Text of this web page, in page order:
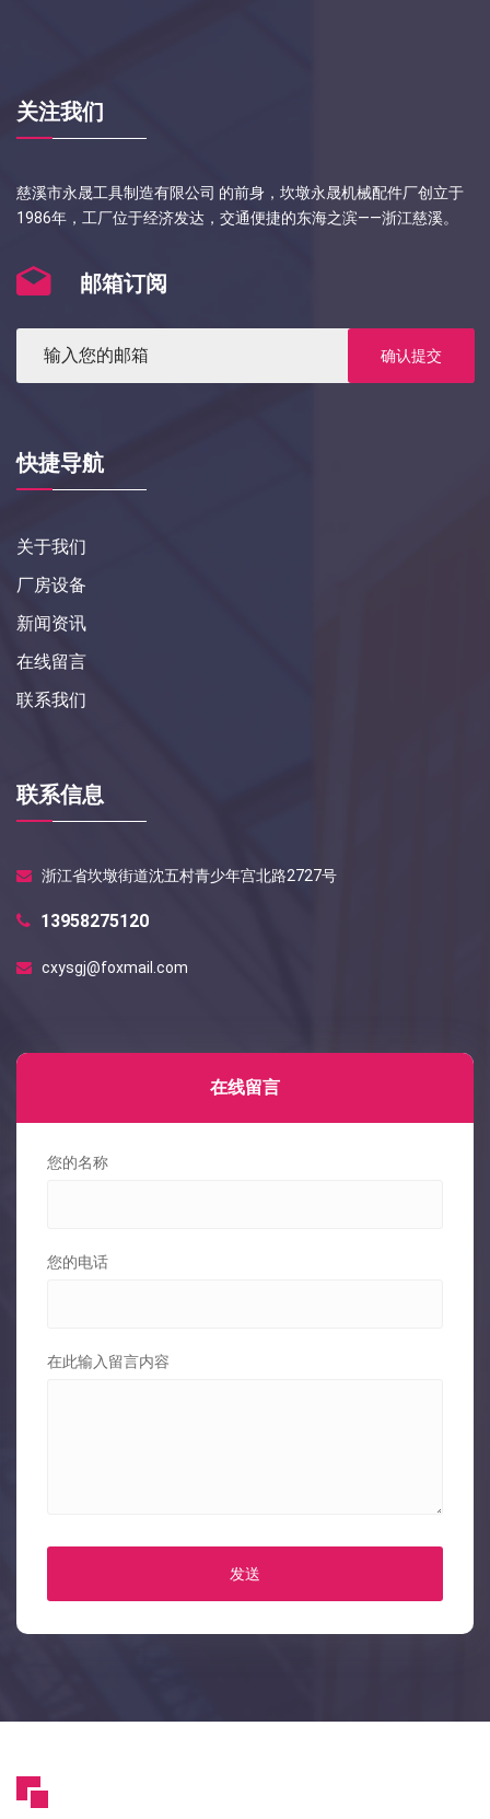
关注我们
慈溪市永晟工具制造有限公司 的前身，坎墩永晟机械配件厂创立于
1986年，工厂位于经济发达，交通便捷的东海之滨——浙江慈溪。
邮箱订阅
确认提交
快捷导航
关于我们
厂房设备
新闻资讯
在线留言
联系我们
联系信息
浙江省坎墩街道沈五村青少年宫北路2727号
13958275120
cxysgj@foxmail.com
在线留言
您的名称
您的电话
在此输入留言内容
发送